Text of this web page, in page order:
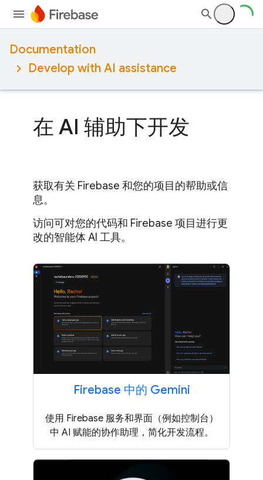
Documentation
Develop with AI assistance
在 AI 辅助下开发
获取有关 Firebase 和您的项目的帮助或信
息。
访问可对您的代码和 Firebase 项目进行更
改的智能体 AI 工具。
Firebase 中的 Gemini
使用 Firebase 服务和界面（例如控制台）
中 AI 赋能的协作助理，简化开发流程。